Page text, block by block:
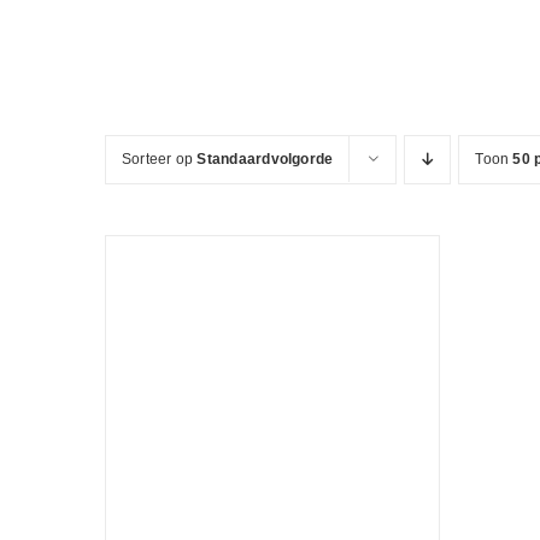
Sorteer opStandaardvolgorde Toon50